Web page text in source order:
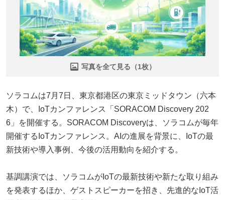
写真を全て見る（1枚）
ソラコムは7月7日、東京都港区の東京ミッドタウン（六本
木）で、IoTカンファレンス「SORACOM Discovery 202
6」を開催する。SORACOM Discoveryは、ソラコムが毎年
開催するIoTカンファレンス。AIの進展を背景に、IoTの最
新技術や導入事例、今後の活用動向を紹介する。
基調講演では、ソラコムがIoTの最新技術や新たな取り組み
を発表するほか、ゲストスピーカーを招き、先進的なIoT活